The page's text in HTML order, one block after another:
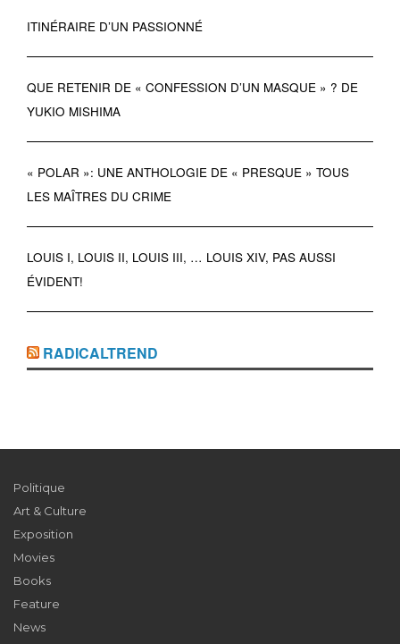
ITINÉRAIRE D’UN PASSIONNÉ
QUE RETENIR DE « CONFESSION D’UN MASQUE » ? DE
YUKIO MISHIMA
« POLAR »: UNE ANTHOLOGIE DE « PRESQUE » TOUS
LES MAÎTRES DU CRIME
LOUIS I, LOUIS II, LOUIS III, … LOUIS XIV, PAS AUSSI
ÉVIDENT!
RADICALTREND
Politique
Art & Culture
Exposition
Movies
Books
Feature
News